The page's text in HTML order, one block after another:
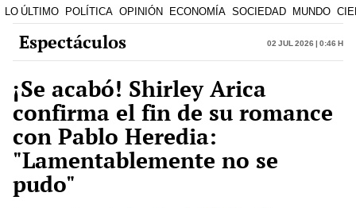
LO ÚLTIMO POLÍTICA OPINIÓN ECONOMÍA SOCIEDAD MUNDO
Espectáculos 02 Jul 2026 | 0:46 h
¡Se acabó! Shirley Arica
confirma el fin de su romance
con Pablo Heredia:
"Lamentablemente no se
pudo"